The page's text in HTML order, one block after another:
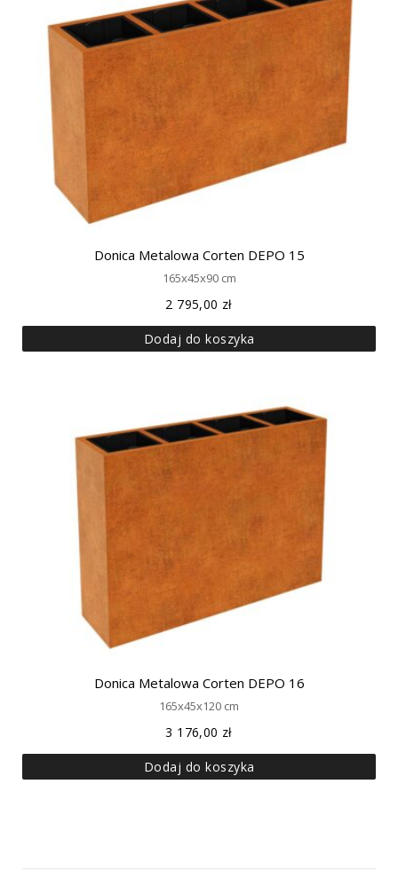
Donica Metalowa Corten DEPO 15
165x45x90 cm
2 795,00 zł
Dodaj do koszyka
Donica Metalowa Corten DEPO 16
165x45x120 cm
3 176,00 zł
Dodaj do koszyka